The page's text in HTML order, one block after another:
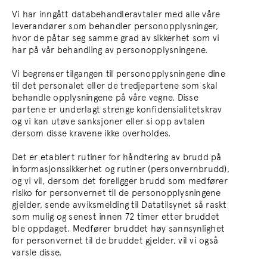
Vi har inngått databehandleravtaler med alle våre
leverandører som behandler personopplysninger,
hvor de påtar seg samme grad av sikkerhet som vi
har på vår behandling av personopplysningene.
Vi begrenser tilgangen til personopplysningene dine
til det personalet eller de tredjepartene som skal
behandle opplysningene på våre vegne. Disse
partene er underlagt strenge konfidensialitetskrav
og vi kan utøve sanksjoner eller si opp avtalen
dersom disse kravene ikke overholdes.
Det er etablert rutiner for håndtering av brudd på
informasjonssikkerhet og rutiner (personvernbrudd),
og vi vil, dersom det foreligger brudd som medfører
risiko for personvernet til de personopplysningene
gjelder, sende avviksmelding til Datatilsynet så raskt
som mulig og senest innen 72 timer etter bruddet
ble oppdaget. Medfører bruddet høy sannsynlighet
for personvernet til de bruddet gjelder, vil vi også
varsle disse.